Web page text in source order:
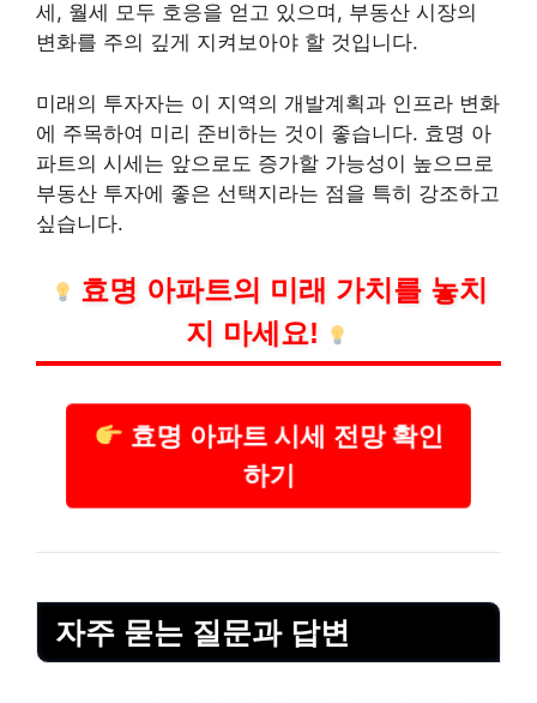
세, 월세 모두 호응을 얻고 있으며, 부동산 시장의
변화를 주의 깊게 지켜보아야 할 것입니다.
미래의 투자자는 이 지역의 개발계획과 인프라 변화
에 주목하여 미리 준비하는 것이 좋습니다. 효명 아
파트의 시세는 앞으로도 증가할 가능성이 높으므로
부동산 투자에 좋은 선택지라는 점을 특히 강조하고
싶습니다.
효명 아파트의 미래 가치를 놓치
지 마세요!
효명 아파트 시세 전망 확인
하기
자주 묻는 질문과 답변